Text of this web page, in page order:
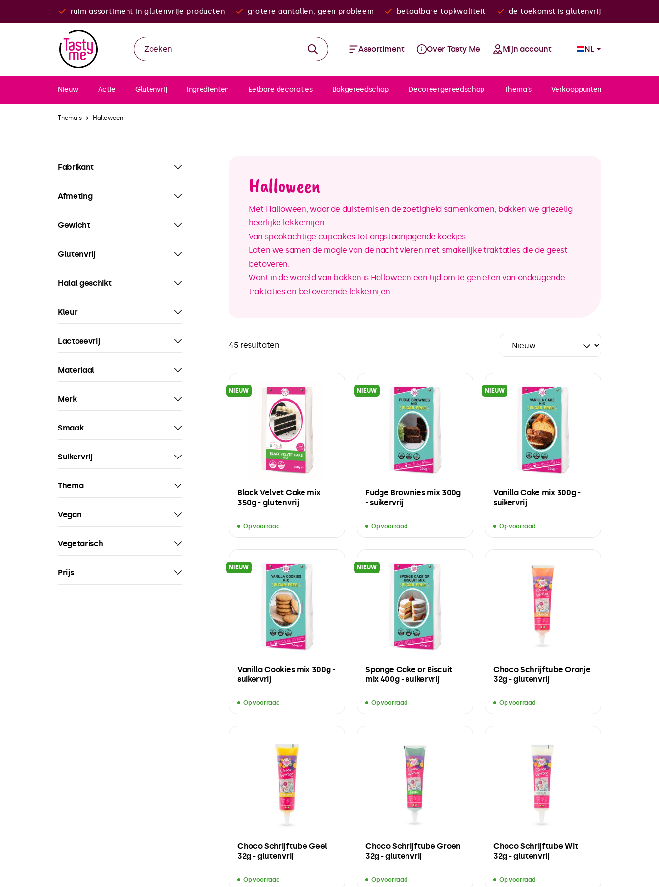
ruim assortiment in glutenvrije producten grotere aantallen, geen probleem betaalbare topkwaliteit de toekomst is glutenvrij
Assortiment Over Tasty Me Mijn account NL
Nieuw Actie Glutenvrij Ingrediënten Eetbare decoraties Bakgereedschap Decoreergereedschap Thema's Verkooppunten
Thema's Halloween
Fabrikant
Afmeting
Gewicht
Glutenvrij
Halal geschikt
Kleur
Lactosevrij
Materiaal
Merk
Smaak
Suikervrij
Thema
Vegan
Vegetarisch
Prijs
Halloween
Met Halloween, waar de duisternis en de zoetigheid samenkomen, bakken we griezelig
heerlijke lekkernijen.
Van spookachtige cupcakes tot angstaanjagende koekjes.
Laten we samen de magie van de nacht vieren met smakelijke traktaties die de geest
betoveren.
Want in de wereld van bakken is Halloween een tijd om te genieten van ondeugende
traktaties en betoverende lekkernijen.
45 resultaten
NIEUW
Black Velvet Cake mix
350g - glutenvrij
Op voorraad
NIEUW
Fudge Brownies mix 300g
- suikervrij
Op voorraad
NIEUW
Vanilla Cake mix 300g -
suikervrij
Op voorraad
NIEUW
Vanilla Cookies mix 300g -
suikervrij
Op voorraad
NIEUW
Sponge Cake or Biscuit
mix 400g - suikervrij
Op voorraad
Choco Schrijftube Oranje
32g - glutenvrij
Op voorraad
Choco Schrijftube Geel
32g - glutenvrij
Op voorraad
Choco Schrijftube Groen
32g - glutenvrij
Op voorraad
Choco Schrijftube Wit
32g - glutenvrij
Op voorraad